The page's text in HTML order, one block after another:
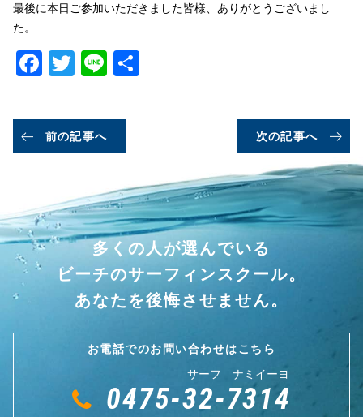
最後に本日ご参加いただきました皆様、ありがとうございまし
た。
Facebook
Twitter
Line
前の記事へ 次の記事へ
多くの人が選んでいる
ビーチのサーフィンスクール。
あなたを後悔させません。
お電話でのお問い合わせはこちら
サーフ ナミイーヨ
0475-32-7314